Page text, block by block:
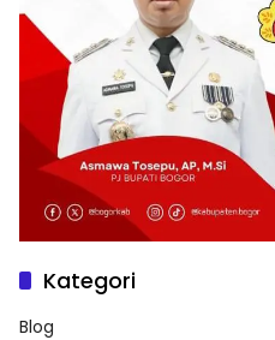
Kategori
Blog